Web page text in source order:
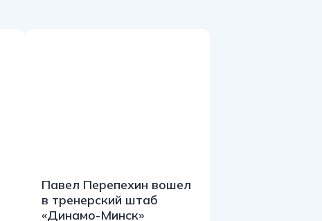
Павел Перепехин вошел
в тренерский штаб
«Динамо-Минск»